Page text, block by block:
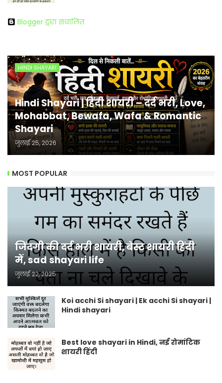
Blogger द्वारा संचालित
HINDI SHAYARI
Hindi Shayari | हिंदी शायरी – दर्द भरी, Love,
Mohabbat, Bewafa, Wafa & Romantic
Shayari
जुलाई 25, 2026
MOST POPULAR
जिंदगी की दर्द भरी शायरी, बेस्ट शायरी हिंदी
में, sad shayari life
जुलाई 22, 2025
Koi acchi Si shayari | Ek acchi Si shayari |
Hindi shayari
Best love shayari in Hindi, नई रोमांटिक
शायरी हिंदी